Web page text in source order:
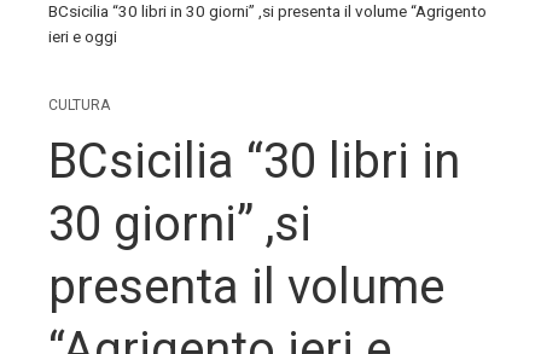
BCsicilia “30 libri in 30 giorni” ,si presenta il volume “Agrigento
ieri e oggi
CULTURA
BCsicilia “30 libri in
30 giorni” ,si
presenta il volume